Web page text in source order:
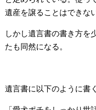
遺産を譲ることはできない
しかし遺言書の書き方を
たも同然になる。
遺言書に以下のように書く